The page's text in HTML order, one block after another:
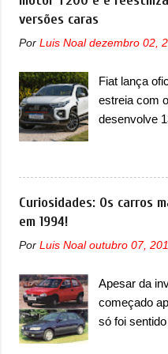
nasce com
faróis com
um
Os faróis
uma
controle da
alguns
A marca
sobrecarga
causar a
atualização
versões caras
Por Luis Noal dezembro 02,
Fiat lança
estreia com
desenvolve
mudanças
motor.
do motor 1.0
a Fiat
avanços
nunca
Curiosidades: Os carros
em 1994!
Por Luis Noal outubro 07,
Apesar da
começado
só foi